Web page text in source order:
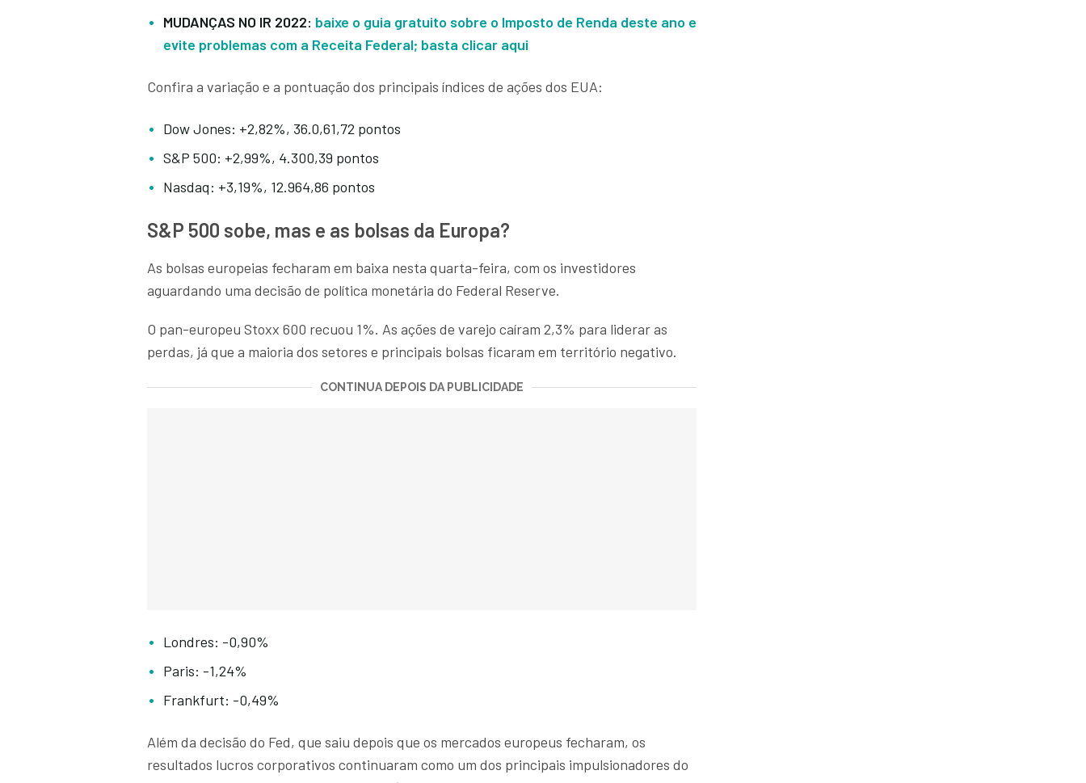
MUDANÇAS NO IR 2022: baixe o guia gratuito sobre o Imposto de Renda deste ano e
evite problemas com a Receita Federal; basta clicar aqui
Confira a variação e a pontuação dos principais índices de ações dos EUA:
Dow Jones: +2,82%, 36.0,61,72 pontos
S&P 500: +2,99%, 4.300,39 pontos
Nasdaq: +3,19%, 12.964,86 pontos
S&P 500 sobe, mas e as bolsas da Europa?
As bolsas europeias fecharam em baixa nesta quarta-feira, com os investidores
aguardando uma decisão de política monetária do Federal Reserve.
O pan-europeu Stoxx 600 recuou 1%. As ações de varejo caíram 2,3% para liderar as
perdas, já que a maioria dos setores e principais bolsas ficaram em território negativo.
CONTINUA DEPOIS DA PUBLICIDADE
Londres: -0,90%
Paris: -1,24%
Frankfurt: -0,49%
Além da decisão do Fed, que saiu depois que os mercados europeus fecharam, os
resultados lucros corporativos continuaram como um dos principais impulsionadores do